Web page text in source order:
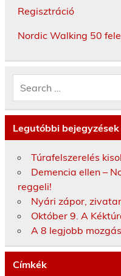
Regisztráció
Nordic Walking 50
Legutóbbi bejegyzések
Túrafelszerelés
Demencia ellen –
reggeli!
Nyári zápor,
Október 9. A
A 8 legjobb
Címkék